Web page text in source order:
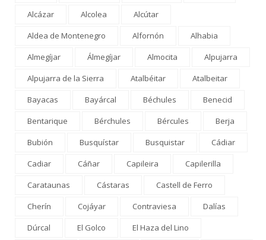
Alcázar
Alcolea
Alcútar
Aldea de Montenegro
Alfornón
Alhabia
Almegíjar
Álmegíjar Almocita
Alpujarra
Alpujarra de la Sierra
Atalbéitar
Atalbeitar
Bayacas
Bayárcal Béchules
Benecid
Bentarique
Bérchules Bércules
Berja
Bubión
Busquístar Busquistar
Cádiar
Cadiar
Cáñar Capileira
Capilerilla
Carataunas
Cástaras
Castell de Ferro
Cherín
Cojáyar Contraviesa
Dalías
Dúrcal
El Golco
El Haza del Lino